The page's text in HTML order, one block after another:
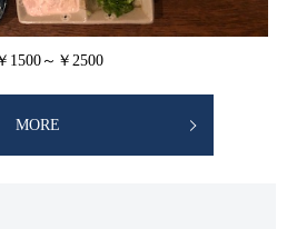
1500～￥2500
MORE